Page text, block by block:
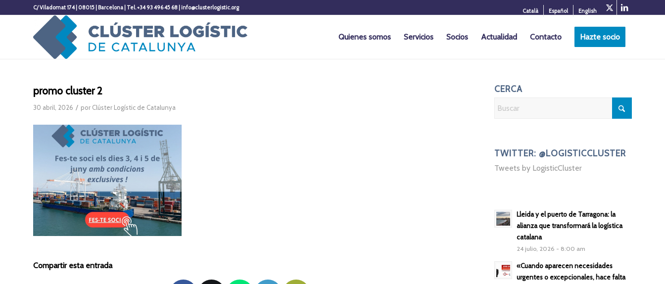
Català Español English
C/ Viladomat 174 | 08015 | Barcelona | Tel. +34 93 496 45 68 | info@clusterlogistic.org
Quienes somos Servicios Socios Actualidad Contacto Hazte socio
promo cluster 2
30 abril, 2026 / por Clúster Logístic de Catalunya
Compartir esta entrada
CERCA
TWITTER: @LOGISTICCLUSTER
Tweets by LogisticCluster
Lleida y el puerto de Tarragona: la
alianza que transformará la logística
catalana
24 julio, 2026 - 8:00 am
«Cuando aparecen necesidades
urgentes o excepcionales, hace falta